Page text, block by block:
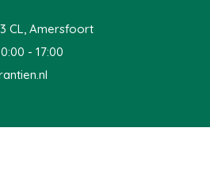
CL, Amersfoort
- 17:00